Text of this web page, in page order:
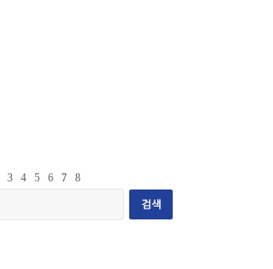
3 4 5 6 7 8